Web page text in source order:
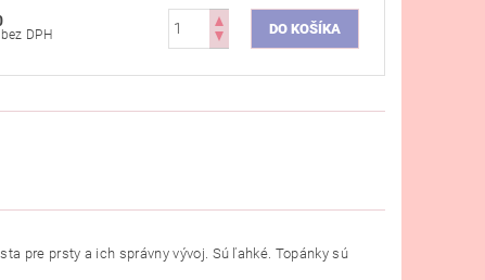
€43,82 bez DPH
pre prsty a ich správny vývoj. Sú ľahké. Topánky sú